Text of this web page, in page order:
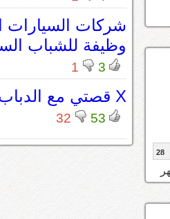
28
وظيفة للشباب
3
1
X قصتي مع الدباب ...
53
32